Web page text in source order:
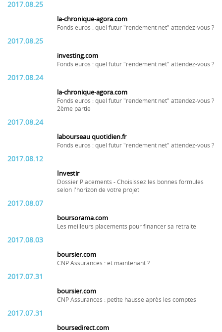
2017.08.25
la-chronique-agora.com
Fonds euros : quel futur "rendement net" attendez-vous ?
2017.08.25
investing.com
Fonds euros : quel futur "rendement net" attendez-vous ?
2017.08.24
la-chronique-agora.com
Fonds euros : quel futur "rendement net" attendez-vous ?
2ème partie
2017.08.24
labourseau quotidien.fr
Fonds euros : quel futur "rendement net" attendez-vous ?
2017.08.12
Investir
Dossier Placements - Choisissez les bonnes formules
selon l'horizon de votre projet
2017.08.07
boursorama.com
Les meilleurs placements pour financer sa retraite
2017.08.03
boursier.com
CNP Assurances : et maintenant ?
2017.07.31
boursier.com
CNP Assurances : petite hausse après les comptes
2017.07.31
boursedirect.com